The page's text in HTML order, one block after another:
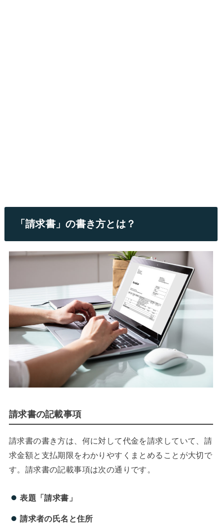
「請求書」の書き方とは？
請求書の記載事項
請求書の書き方は、何に対して代金を請求していて、請
求金額と支払期限をわかりやすくまとめることが大切で
す。請求書の記載事項は次の通りです。
表題「請求書」
請求者の氏名と住所